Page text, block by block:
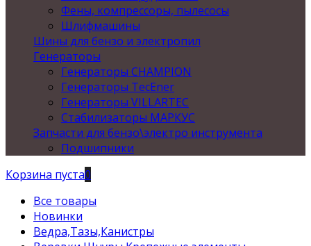
Фены, компрессоры, пылесосы
Шлифмашины
Шины для бензо и электропил
Генераторы
Генераторы CHAMPION
Генераторы TecEner
Генераторы VILLARTEC
Стабилизаторы МАРКУС
Запчасти для бензо\электро инструмента
Подшипники
Корзина пуста0
Все товары
Новинки
Ведра,Тазы,Канистры